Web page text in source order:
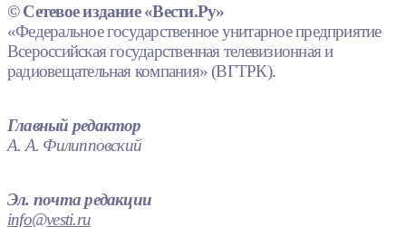
© Сетевое издание «Вести.Ру»
«Федеральное государственное унитарное предприятие
Всероссийская государственная телевизионная и
радиовещательная компания» (ВГТРК).
Главный редактор
А. А. Филипповский
Эл. почта редакции
info@vesti.ru